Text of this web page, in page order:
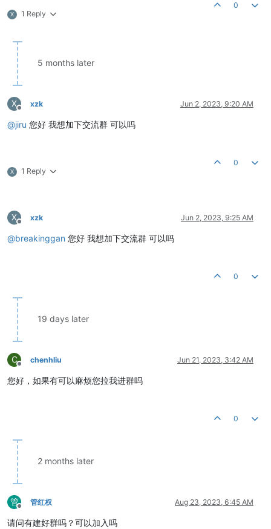
X 1 Reply
0
5 months later
X
Offline
xzk Jun 2, 2023, 9:20 AM
@jiru 您好 我想加下交流群 可以吗
X 1 Reply
0
X
Offline
xzk Jun 2, 2023, 9:25 AM
@breakinggan 您好 我想加下交流群 可以吗
0
19 days later
C
Offline
chenhliu Jun 21, 2023, 3:42 AM
您好，如果有可以麻烦您拉我进群吗
0
2 months later
管
Offline
管红权 Aug 23, 2023, 6:45 AM
请问有建好群吗？可以加入吗